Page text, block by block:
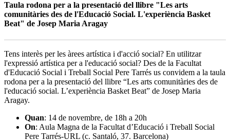
Taula rodona per a la presentació del llibre "Les arts
comunitàries des de l'Educació Social. L'experiència Basket
Beat" de Josep Maria Aragay
Tens interès per les àrees artística i d'acció social? En utilitzar
l'expressió artística per a l'educació social? Des de la Facultat
d'Educació Social i Treball Social Pere Tarrés us convidem a la taula
rodona per a la presentació del llibre “Les arts comunitàries des de
l'educació social. L’experiència Basket Beat” de Josep Maria
Aragay.
Quan: 14 de novembre, de 18h a 20h
On: Aula Magna de la Facultat d’Educació i Treball Social
Pere Tarrés-URL (c. Santaló, 37. Barcelona)